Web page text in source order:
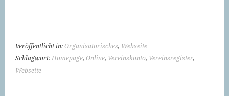
Veröffentlicht in:Organisatorisches, Webseite
Schlagwort:Homepage,Online, Vereinskonto, Vereinsregister,
Webseite